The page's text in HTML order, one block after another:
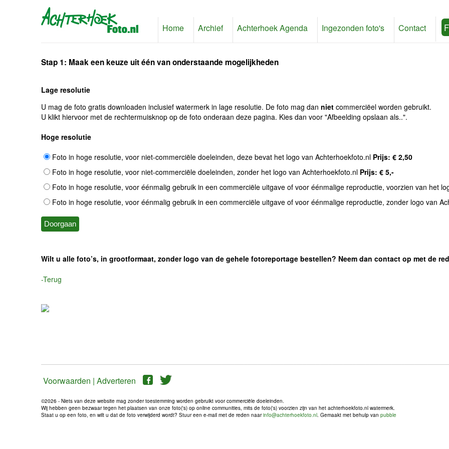
Home Archief Achterhoek Agenda Ingezonden foto's Contact
Stap 1: Maak een keuze uit één van onderstaande mogelijkheden
Lage resolutie
U mag de foto gratis downloaden inclusief watermerk in lage resolutie. De foto mag dan niet commerciëel worden gebruikt.
U klikt hiervoor met de rechtermuisknop op de foto onderaan deze pagina. Kies dan voor "Afbeelding opslaan als..".
Hoge resolutie
Foto in hoge resolutie, voor niet-commerciële doeleinden, deze bevat het logo van Achterhoekfoto.nl Prijs: € 2,50
Foto in hoge resolutie, voor niet-commerciële doeleinden, zonder het logo van Achterhoekfoto.nl Prijs: € 5,-
Foto in hoge resolutie, voor éénmalig gebruik in een commerciële uitgave of voor éénmalige reproductie, voorzien van het
Foto in hoge resolutie, voor éénmalig gebruik in een commerciële uitgave of voor éénmalige reproductie, zonder logo van
Wilt u alle foto’s, in grootformaat, zonder logo van de gehele fotoreportage bestellen? Neem dan contact op met de
-Terug
Voorwaarden | Adverteren
©2026 - Niets van deze website mag zonder toestemming worden gebruikt voor commerciële doeleinden.
Wij hebben geen bezwaar tegen het plaatsen van onze foto('s) op online communities, mits de foto('s) voorzien zijn van het achterhoekfoto.nl watermerk.
Staat u op een foto, en wilt u dat de foto verwijderd wordt? Stuur een e-mail met de reden naarinfo@achterhoekfoto.nl. Gemaakt met behulp van pubble